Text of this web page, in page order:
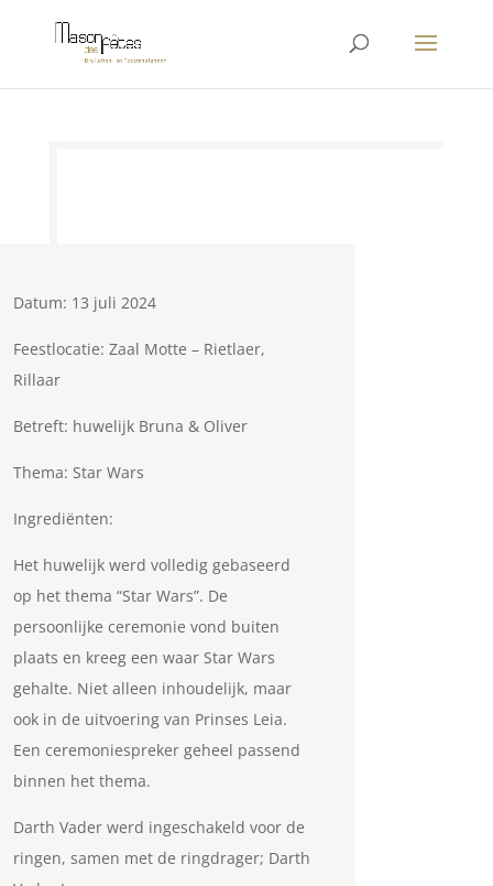
Datum: 13 juli 2024
Feestlocatie: Zaal Motte – Rietlaer,
Rillaar
Betreft: huwelijk Bruna & Oliver
Thema: Star Wars
Ingrediënten:
Het huwelijk werd volledig gebaseerd
op het thema “Star Wars”. De
persoonlijke ceremonie vond buiten
plaats en kreeg een waar Star Wars
gehalte. Niet alleen inhoudelijk, maar
ook in de uitvoering van Prinses Leia.
Een ceremoniespreker geheel passend
binnen het thema.
Darth Vader werd ingeschakeld voor de
ringen, samen met de ringdrager; Darth